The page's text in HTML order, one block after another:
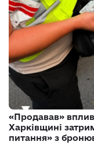
«Продавав»
Харківщині
питання» з